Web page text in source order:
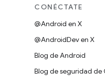
CONÉCTATE
@Android en X
@AndroidDev en X
Blog de Android
Blog de seguridad de